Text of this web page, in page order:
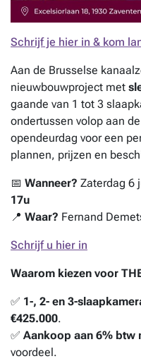
Schrijf je hier in & kom
Aan de Brusselse
nieuwbouwproject met
gaande van 1 tot 3
ondertussen volop aan
opendeurdag voor een
plannen, prijzen en
📅 Wanneer? Zaterdag 6
17u
📍 Waar? Fernand
Schrijf u hier in
Waarom kiezen voor
✅ 1-, 2- en 3-
€425.000.
✅ Aankoop aan 6% btw
voordeel.